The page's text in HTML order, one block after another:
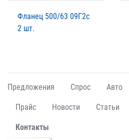
Фланец 500/63 09Г2с
2 шт.
Предложения Спрос Авто
Прайс Новости Статьи
Контакты